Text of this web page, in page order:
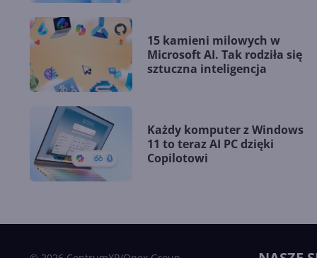
15 kamieni milowych w
Microsoft AI. Tak rodziła się
sztuczna inteligencja
Każdy komputer z Windows
11 to teraz AI PC dzięki
Copilotowi